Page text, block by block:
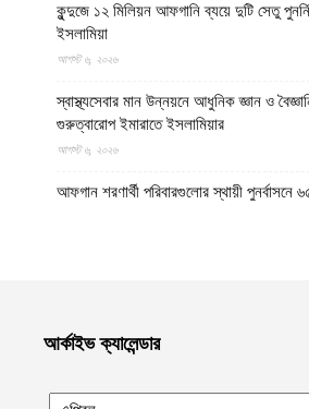
কুন্দুজে ১২ মিলিয়ন আফগানি ব্যয়ে দুটি সেতু
ইসলামিয়া
আগস্ট ৬, ২০২৬
স্বাস্থ্যসেবার মান উন্নয়নে আধুনিক জ্ঞান ও
গুরুত্বারোপ ইমারাতে ইসলামিয়ার
আগস্ট ৬, ২০২৬
আফগান শরণার্থী পরিবারগুলোর স্থায়ী পুনর্বাসনে
ইসলামিয়া
আগস্ট ৬, ২০২৬
ভারত, পাকিস্তান ও বাংলাদেশের মাদ্রাসাগুলোতে
আর্কাইভ ক্যালেন্ডার